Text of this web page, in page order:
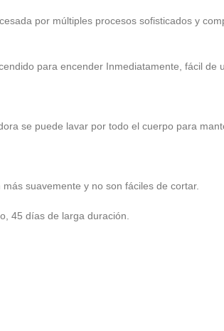
por múltiples procesos sofisticados y
para encender Inmediatamente, fácil
se puede lavar por todo el cuerpo para
suavemente y no son fáciles de cortar.
45 días de larga duración.